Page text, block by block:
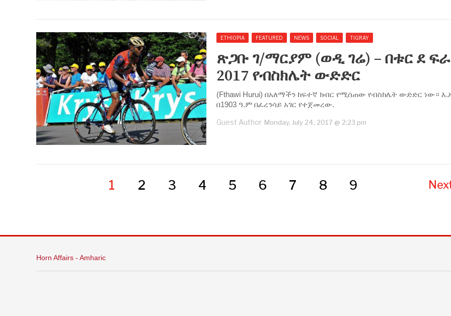
ETHIOPIA FEATURED NEWS SOCIAL TIGRAY
ጽጋቡ ገ/ማርያም (ወዲ ገሬ) – በቱር ደ
2017 የብስክሌት ውድድር
(Fthawi Hurui) በአለማችን ከፍተኛ ክብር የሚሰጠው የብስክሌት ውድድር ነው።
በ1903 ዓ.ም በፈረንሳይ አገር የተጀመረው.
Guest Author Monday, July 24, 2017 @ 2:23 pm
1 2 3 4 5 6 7 8 9
Horn Affairs - Amharic